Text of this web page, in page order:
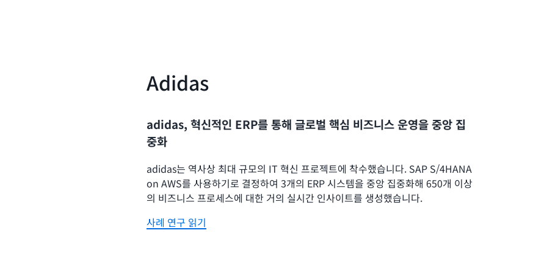
Adidas
adidas, 혁신적인 ERP를 통해 글로벌 핵심 비즈니스 운영을 중앙 집
중화
adidas는 역사상 최대 규모의 IT 혁신 프로젝트에 착수했습니다. SAP S/4HANA
on AWS를 사용하기로 결정하여 3개의 ERP 시스템을 중앙 집중화해 650개 이상
의 비즈니스 프로세스에 대한 거의 실시간 인사이트를 생성했습니다.
사례 연구 읽기